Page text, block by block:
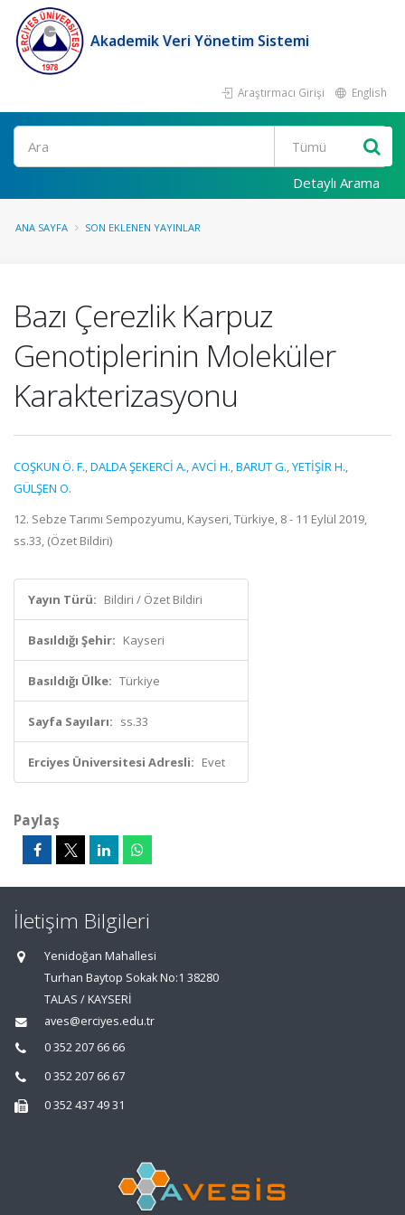
Akademik Veri Yönetim Sistemi
Araştırmacı Girişi English
Ara
Detaylı Arama
ANA SAYFA SON EKLENEN YAYINLAR
Bazı Çerezlik Karpuz
Genotiplerinin Moleküler
Karakterizasyonu
COŞKUN Ö. F.,DALDA ŞEKERCİ A.,AVCİ H.,BARUT G.,YETİŞİR H.,
GÜLŞEN O.
12. Sebze Tarımı Sempozyumu, Kayseri, Türkiye, 8 - 11 Eylül 2019,
ss.33, (Özet Bildiri)
Yayın Türü: Bildiri / Özet Bildiri
Basıldığı Şehir: Kayseri
Basıldığı Ülke: Türkiye
Sayfa Sayıları: ss.33
Erciyes Üniversitesi Adresli: Evet
Paylaş
İletişim Bilgileri
Yenidoğan Mahallesi
Turhan Baytop Sokak No:1 38280
TALAS / KAYSERİ
aves@erciyes.edu.tr
0 352 207 66 66
0 352 207 66 67
0 352 437 49 31